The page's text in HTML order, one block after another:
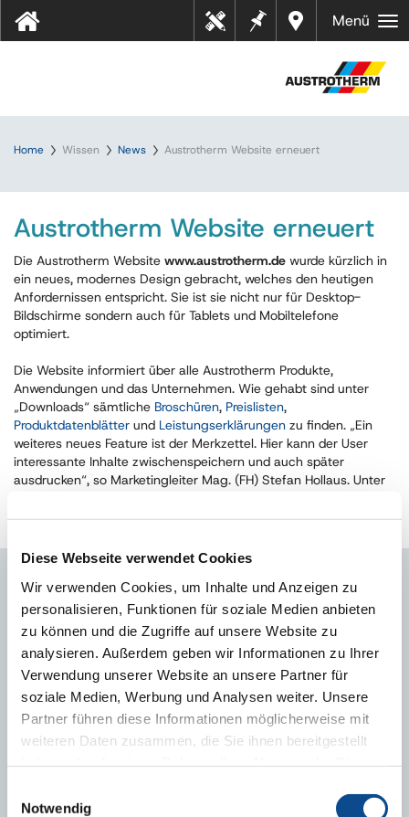
Diese Webseite verwendet Cookies
Wir verwenden Cookies, um Inhalte und Anzeigen zu
personalisieren, Funktionen für soziale Medien anbieten
zu können und die Zugriffe auf unsere Website zu
analysieren. Außerdem geben wir Informationen zu Ihrer
Verwendung unserer Website an unsere Partner für
soziale Medien, Werbung und Analysen weiter. Unsere
Partner führen diese Informationen möglicherweise mit
weiteren Daten zusammen, die Sie ihnen bereitgestellt
Notwendig
Händl
er in
Merkz
ettel
Tool
s
Menü
Home Wissen News Austrotherm Website erneuert
Austrotherm Website erneuert
Die Austrotherm Website www.austrotherm.de wurde kürzlich in
ein neues, modernes Design gebracht, welches den heutigen
Anfordernissen entspricht. Sie ist sie nicht nur für Desktop-
Bildschirme sondern auch für Tablets und Mobiltelefone
optimiert.
Die Website informiert über alle Austrotherm Produkte,
Anwendungen und das Unternehmen. Wie gehabt sind unter
„Downloads“ sämtliche Broschüren, Preislisten,
Produktdatenblätter und Leistungserklärungen zu finden. „Ein
weiteres neues Feature ist der Merkzettel. Hier kann der User
interessante Inhalte zwischenspeichern und auch später
ausdrucken“, so Marketingleiter Mag. (FH) Stefan Hollaus. Unter
Materiallisten-Generator Austrotherm Fassadenprofile.
ANSPRECHPERSON
Stefan Hollaus
Tel.: +49 3877 5650-650